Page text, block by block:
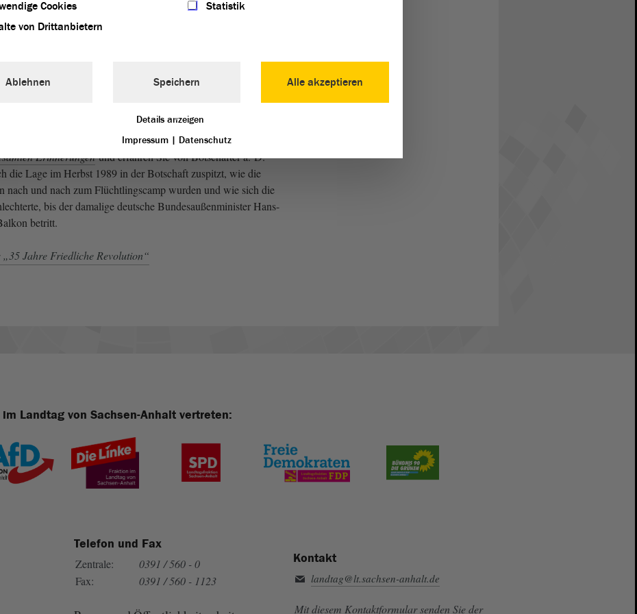
weitere Information dazu.
Erinnerungenund erfahren Sie von Botschafter a. D.
die Lage im Herbst 1989 in der Botschaft zuspitzt, wie die
nach und nach zum Flüchtlingscamp wurden und wie sich die
bis der damalige deutsche Bundesaußenminister Hans-
betritt.
Jahre Friedliche Revolution“
Landtag von Sachsen-Anhalt vertreten:
Telefon und Fax
Zentrale:
0391 / 560 - 0
Fax:
0391 / 560 - 1123
Kontakt
landtag@lt.sachsen-anhalt.de
Mit diesem Kontaktformular senden Sie der
Cookies
Statistik
von Drittanbietern
Alle akzeptieren
Ablehnen Speichern
Details anzeigen
Impressum | Datenschutz